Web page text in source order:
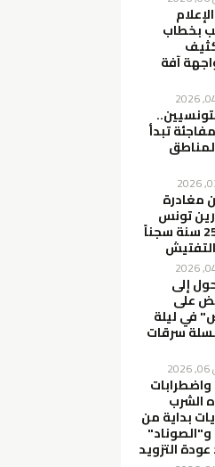
بخطاب
آفة
تبدأ
مغادرة
تونس
رغم الحكم بـ25 سنة سجناً
إلى
على
في ليلة
سرقات
الشرب
بداية من
التزويد